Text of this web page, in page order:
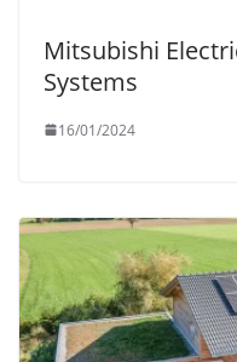
Mitsubishi
Systems
16/01/2024